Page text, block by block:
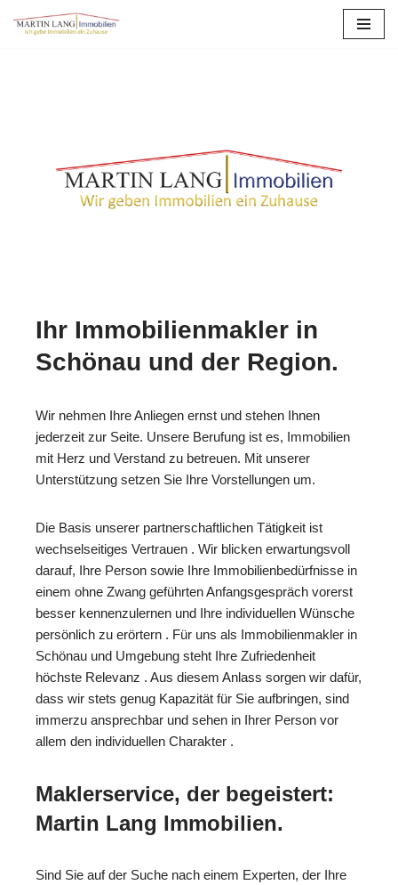
Ihr Immobilienmakler in
Schönau und der Region.
Wir nehmen Ihre Anliegen ernst und stehen Ihnen
jederzeit zur Seite. Unsere Berufung ist es, Immobilien
mit Herz und Verstand zu betreuen. Mit unserer
Unterstützung setzen Sie Ihre Vorstellungen um.
Die Basis unserer partnerschaftlichen Tätigkeit ist
wechselseitiges Vertrauen . Wir blicken erwartungsvoll
darauf, Ihre Person sowie Ihre Immobilienbedürfnisse in
einem ohne Zwang geführten Anfangsgespräch vorerst
besser kennenzulernen und Ihre individuellen Wünsche
persönlich zu erörtern . Für uns als Immobilienmakler in
Schönau und Umgebung steht Ihre Zufriedenheit
höchste Relevanz . Aus diesem Anlass sorgen wir dafür,
dass wir stets genug Kapazität für Sie aufbringen, sind
immerzu ansprechbar und sehen in Ihrer Person vor
allem den individuellen Charakter .
Maklerservice, der begeistert:
Martin Lang Immobilien.
Sind Sie auf der Suche nach einem Experten, der Ihre